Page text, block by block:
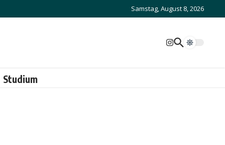
Samstag, August 8, 2026
Studium